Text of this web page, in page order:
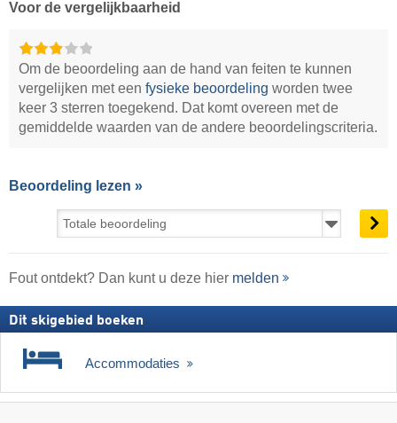
Voor de vergelijkbaarheid
Om de beoordeling aan de hand van feiten te kunnen
vergelijken met eenfysieke beoordeling worden twee
keer 3 sterren toegekend. Dat komt overeen met de
gemiddelde waarden van de andere beoordelingscriteria.
Beoordeling lezen »
Fout ontdekt? Dan kunt u deze hier melden
Dit skigebied boeken
Accommodaties